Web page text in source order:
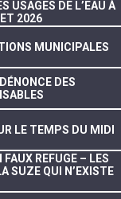
USAGES DE L’EAU À
2026
MUNICIPALES
DES
LE TEMPS DU MIDI
REFUGE – LES
SUZE QUI N’EXISTE